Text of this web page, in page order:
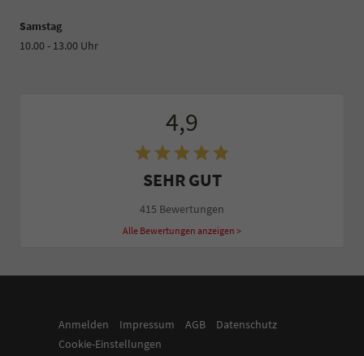
Samstag
10.00 - 13.00 Uhr
4,9
SEHR GUT
415 Bewertungen
Alle Bewertungen anzeigen >
Anmelden Impressum AGB
Datenschutz
Cookie-Einstellungen